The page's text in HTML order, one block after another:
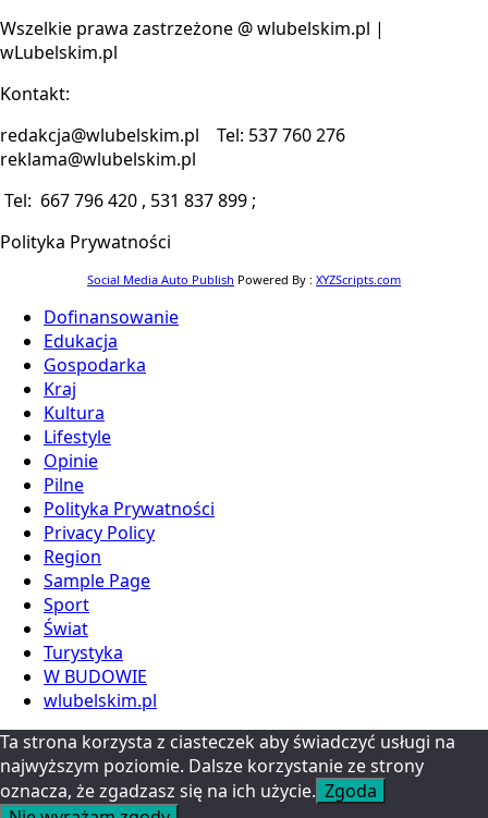
Wszelkie prawa zastrzeżone @ wlubelskim.pl |
wLubelskim.pl
Kontakt:
redakcja@wlubelskim.pl Tel: 537 760 276
reklama@wlubelskim.pl
Tel: 667 796 420 , 531 837 899 ;
Polityka Prywatności
Social Media Auto Publish Powered By : XYZScripts.com
Dofinansowanie
Edukacja
Gospodarka
Kraj
Kultura
Lifestyle
Opinie
Pilne
Polityka Prywatności
Privacy Policy
Region
Sample Page
Sport
Świat
Turystyka
W BUDOWIE
wlubelskim.pl
Ta strona korzysta z ciasteczek aby świadczyć usługi na
najwyższym poziomie. Dalsze korzystanie ze strony
oznacza, że zgadzasz się na ich użycie. Zgoda